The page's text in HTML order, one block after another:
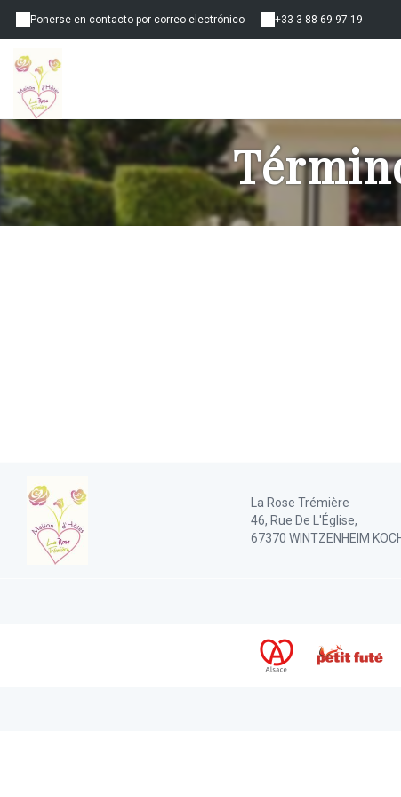
Ponerse en contacto por correo electrónico +33 3 88 69 97 19
La Rose Trémière
46, Rue De L'Église,
67370 WINTZENHEIM